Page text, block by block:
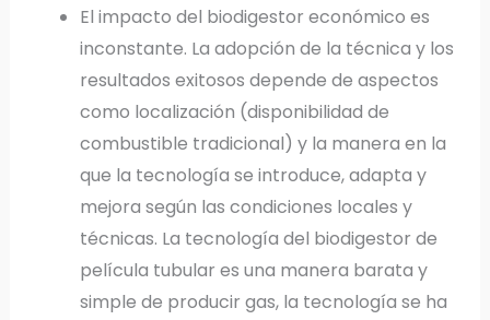
El impacto del biodigestor económico es
inconstante. La adopción de la técnica y los
resultados exitosos depende de aspectos
como localización (disponibilidad de
combustible tradicional) y la manera en la
que la tecnología se introduce, adapta y
mejora según las condiciones locales y
técnicas. La tecnología del biodigestor de
película tubular es una manera barata y
simple de producir gas, la tecnología se ha